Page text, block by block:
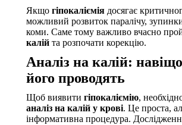
Якщо гіпокаліємія досягає
можливий розвиток паралічу,
коми. Саме тому важливо вчасно
калій та розпочати корекцію.
Аналіз на калій:
його проводять
Щоб виявити гіпокаліємію,
аналіз на калій у крові. Це проста,
інформативна процедура.